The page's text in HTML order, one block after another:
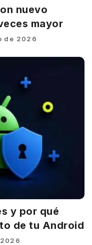
nuevo
mayor
de 2026
y por qué
de tu Android